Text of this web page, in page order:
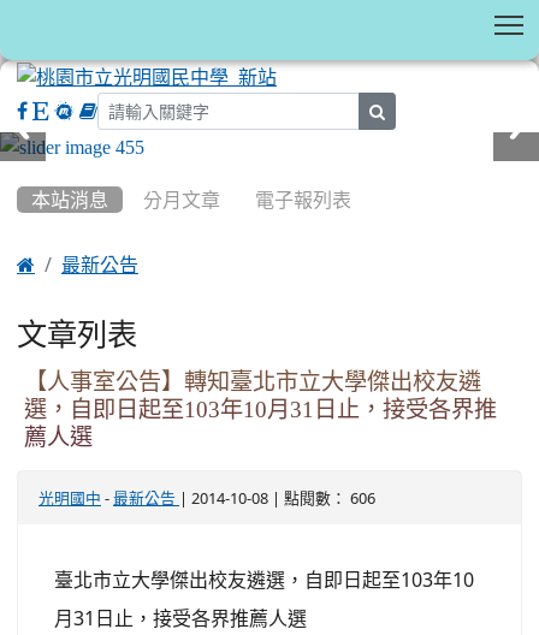
本站消息 分月文章 電子報列表
 最新公告
文章列表
【人事室公告】轉知臺北市立大學傑出校友遴
選，自即日起至103年10月31日止，接受各界推
薦人選
光明國中 - 最新公告 | 2014-10-08 | 點閱數： 606
臺北市立大學傑出校友遴選，自即日起至103年10
月31日止，接受各界推薦人選